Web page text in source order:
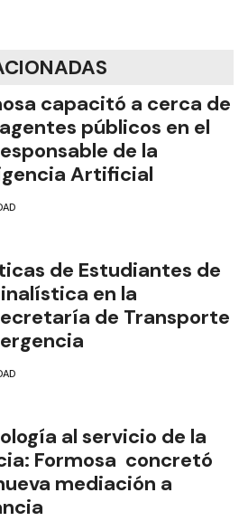
capacitó a cerca de
públicos en el
de la
Artificial
de Estudiantes de
en la
de Transporte
al servicio de la
Formosa concretó
mediación a